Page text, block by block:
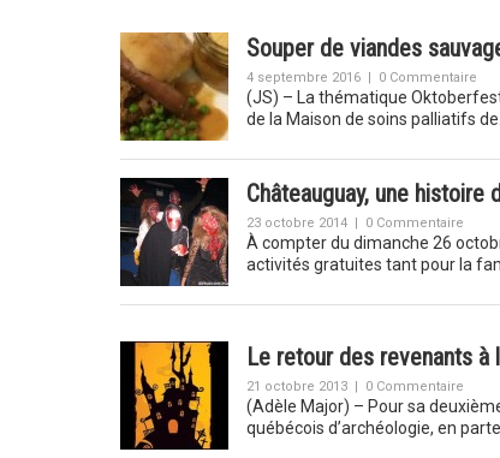
Souper de viandes
4 septembre 2016 | 0 Commentaire
(JS) – La thématique
de la Maison de soins palliatifs
Châteauguay, une histoire
23 octobre 2014 | 0 Commentaire
À compter du dimanche 26
activités gratuites tant pour la
Le retour des revenants à
21 octobre 2013 | 0 Commentaire
(Adèle Major) – Pour sa
québécois d’archéologie, en